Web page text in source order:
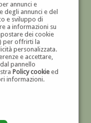
annunci e
degli annunci e del
e sviluppo di
a informazioni su
dei cookie
per offrirti la
personalizzata.
e accettare,
pannello
Policy cookieed
informazioni.
'800 E '900